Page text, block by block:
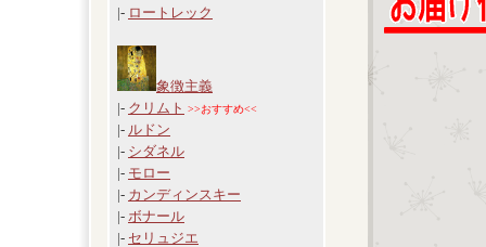
|- ロートレック
象徴主義
|- クリムト >>おすすめ<<
|- ルドン
|- シダネル
|- モロー
|- カンディンスキー
|- ボナール
|- セリュジエ